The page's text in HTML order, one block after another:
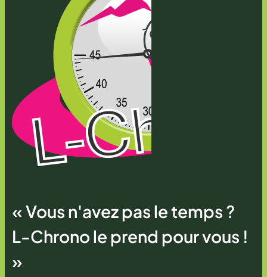
« Vous n'avez pas le temps ?
L-Chrono le prend pour vous !
»